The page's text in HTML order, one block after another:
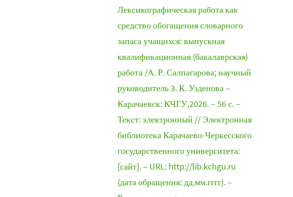
Лексикографическая работа как
средство обогащения словарного
запаса учащихся: выпускная
квалификационная (бакалаврская)
работа /А. Р. Салпагарова; научный
руководитель 3. К. Узденова –
Карачаевск: КЧГУ,2026. – 56 с. –
Текст: электронный // Электронная
библиотека Карачаево-Черкесского
государственного университета:
[сайт]. – URL: http://lib.kchgu.ru
(дата обращения: дд.мм.гггг). –